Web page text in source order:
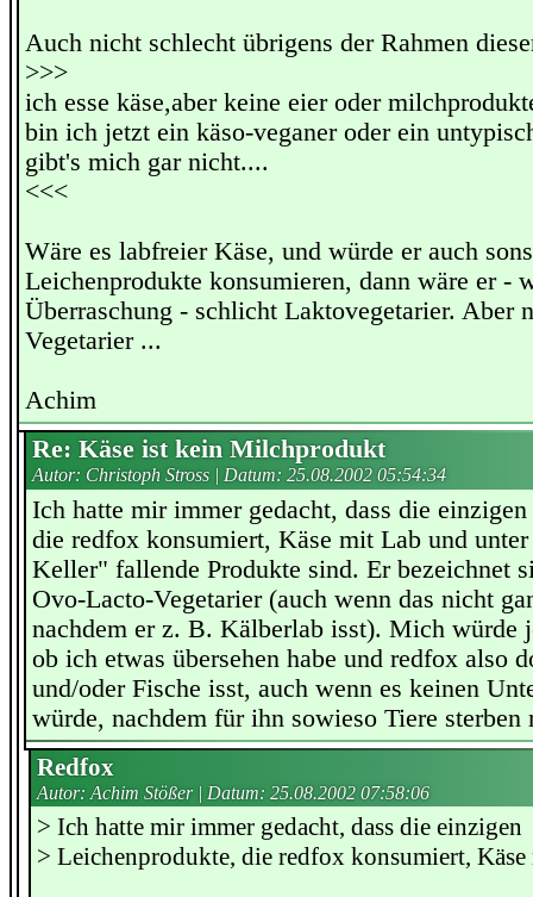
Auch nicht schlecht übrigens der Rahmen
>>>
ich esse käse,aber keine eier oder
bin ich jetzt ein käso-veganer oder ein
gibt's mich gar nicht....
<<<
Wäre es labfreier Käse, und würde er auch
Leichenprodukte konsumieren, dann wäre er -
Überraschung - schlicht Laktovegetarier. Aber
Vegetarier ...
Achim
Re: Käse ist kein Milchprodukt
Autor: Christoph Stross | Datum: 25.08.2002 05:54:34
Ich hatte mir immer gedacht, dass die
die redfox konsumiert, Käse mit Lab und
Keller" fallende Produkte sind. Er bezeichnet
Ovo-Lacto-Vegetarier (auch wenn das nicht
nachdem er z. B. Kälberlab isst). Mich würde
ob ich etwas übersehen habe und redfox also
und/oder Fische isst, auch wenn es keinen
würde, nachdem für ihn sowieso Tiere sterben
Redfox
Autor: Achim Stößer | Datum: 25.08.2002 07:58:06
> Ich hatte mir immer gedacht, dass die einzigen
> Leichenprodukte, die redfox konsumiert,